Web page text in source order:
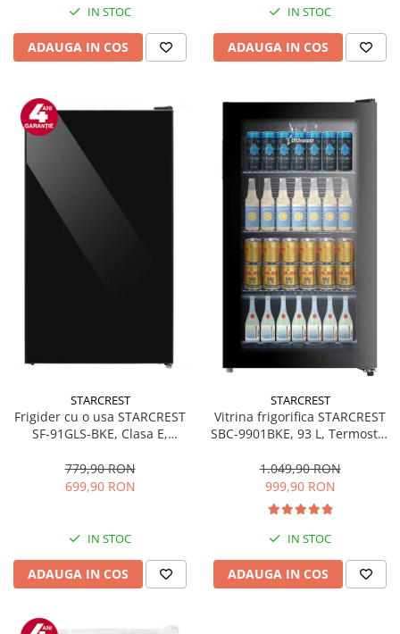
IN STOC
ADAUGA IN COS
IN STOC
ADAUGA IN COS
STARCREST
Frigider cu o usa STARCREST
SF-91GLS-BKE, Clasa E,
interioara, H 83 cm, Sticla
Neagra
779,90 RON
699,90 RON
IN STOC
ADAUGA IN COS
STARCREST
Vitrina frigorifica STARCREST
SBC-9901BKE, 93 L, Termostat
sticla, H 84.5 cm, Negru
1.049,90 RON
999,90 RON
IN STOC
ADAUGA IN COS